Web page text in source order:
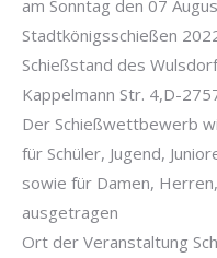
am Sonntag den 07
Stadtkönigsschießen
Schießstand des
Kappelmann Str. 4,D-
Der Schießwettbewerb
für Schüler, Jugend,
sowie für Damen,
ausgetragen
Ort der Veranstaltung